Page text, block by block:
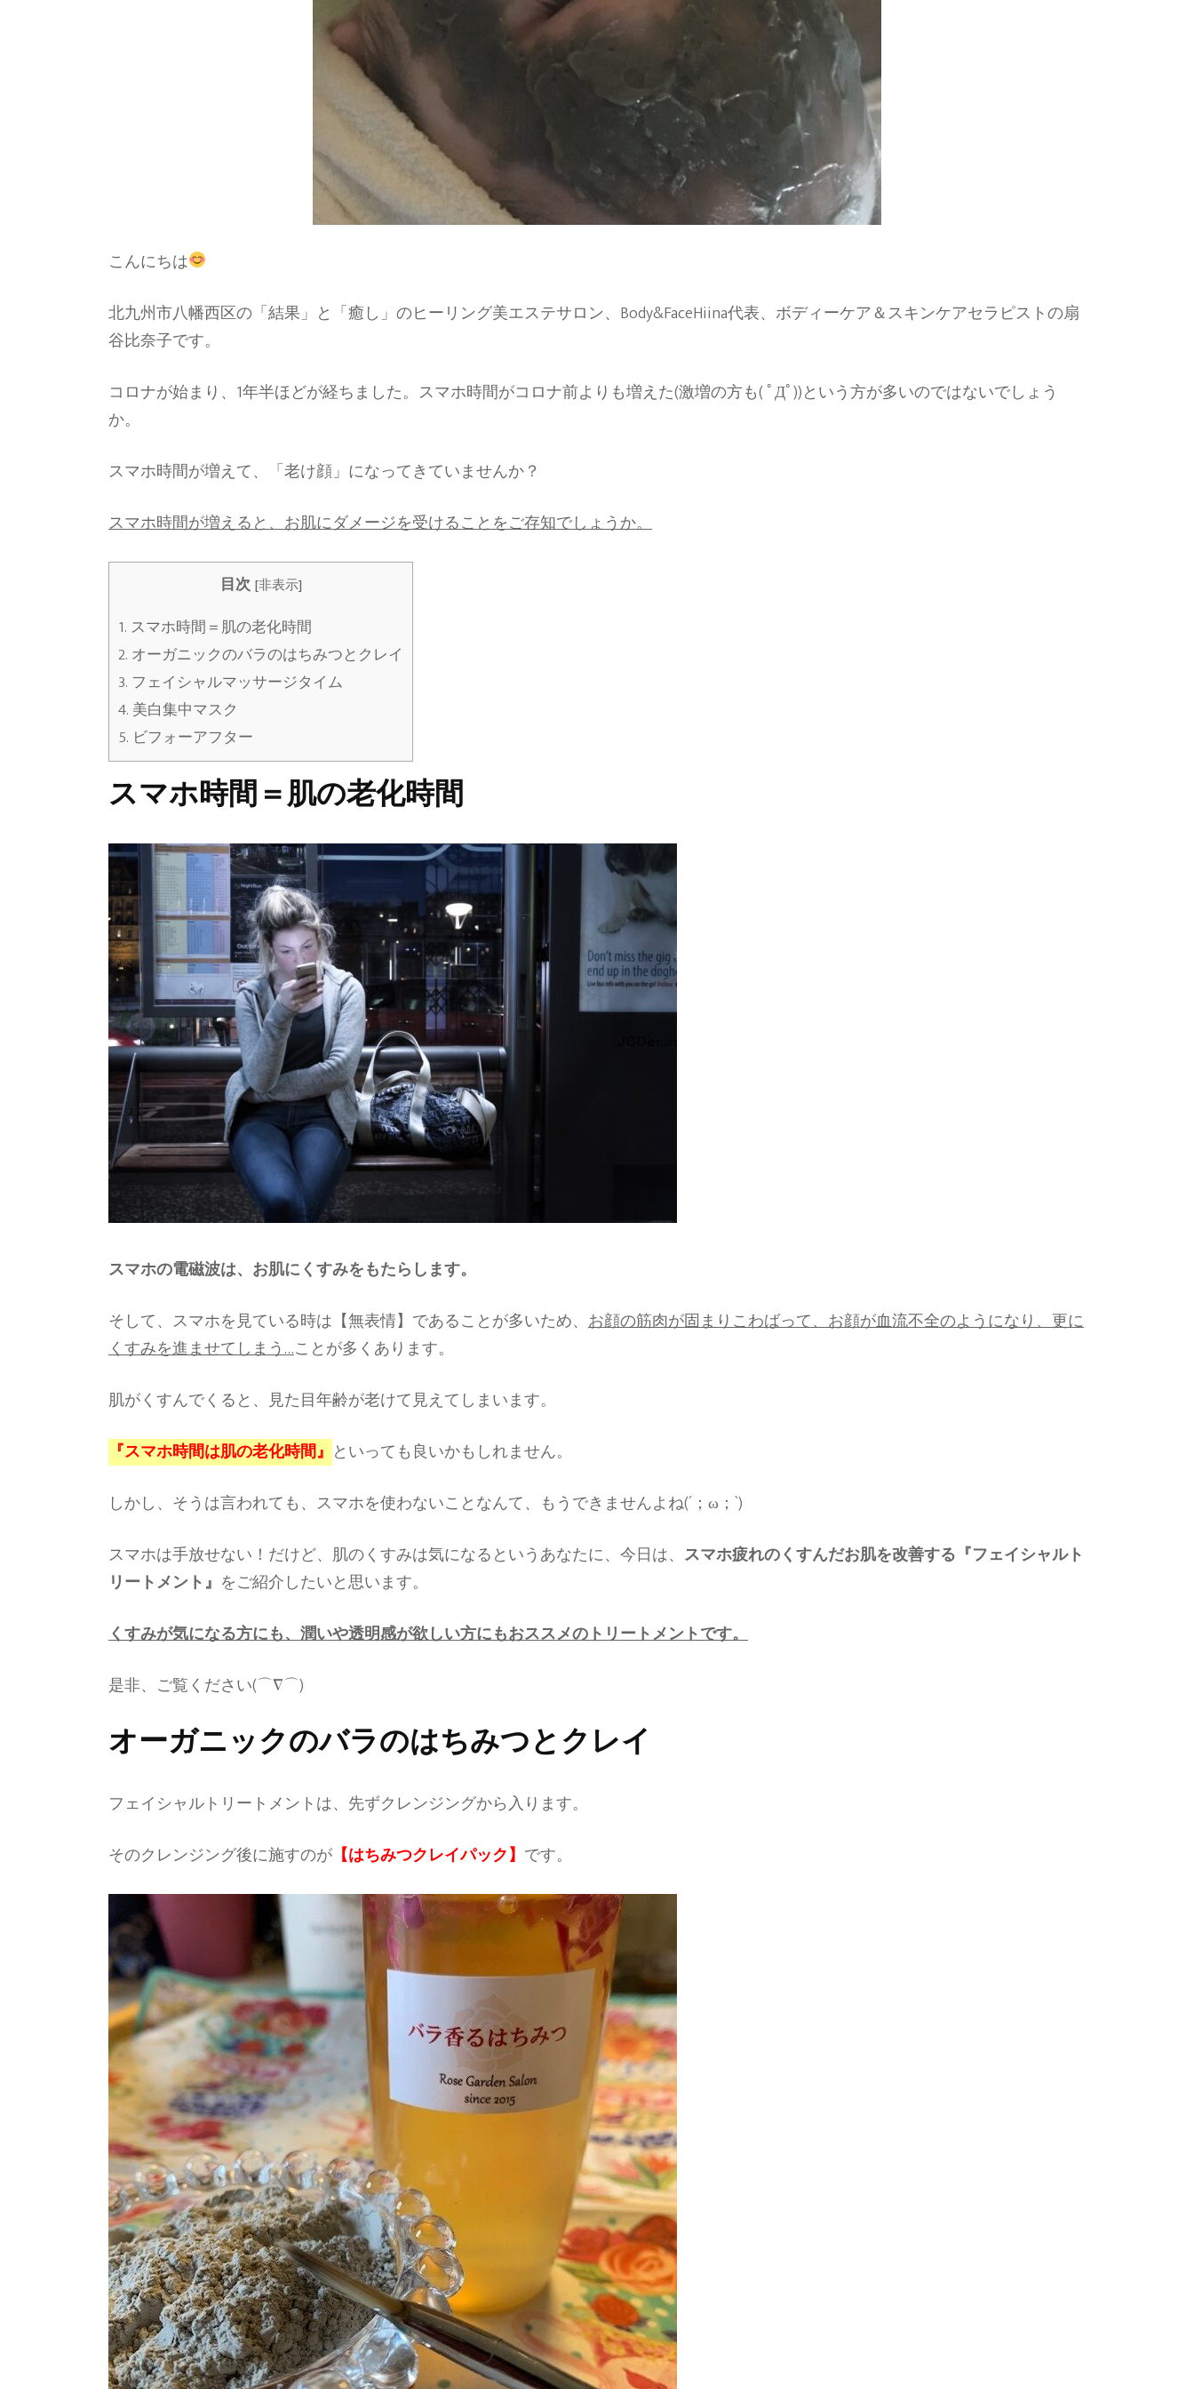
こんにちは
北九州市八幡西区の「結果」と「癒し」のヒーリング美エステサロン、Body&FaceHiina代表、ボディーケア＆スキンケアセラピストの扇
谷比奈子です。
コロナが始まり、1年半ほどが経ちました。スマホ時間がコロナ前よりも増えた(激増の方も( ﾟДﾟ))という方が多いのではないでしょう
か。
スマホ時間が増えて、「老け顔」になってきていませんか？
スマホ時間が増えると、お肌にダメージを受けることをご存知でしょうか。
目次 [非表示]
1. スマホ時間＝肌の老化時間
2. オーガニックのバラのはちみつとクレイ
3. フェイシャルマッサージタイム
4. 美白集中マスク
5. ビフォーアフター
スマホ時間＝肌の老化時間
スマホの電磁波は、お肌にくすみをもたらします。
そして、スマホを見ている時は【無表情】であることが多いため、 お顔の筋肉が固まりこわばって、お顔が血流不全のようになり、更に
くすみを進ませてしまう…ことが多くあります。
肌がくすんでくると、見た目年齢が老けて見えてしまいます。
『スマホ時間は肌の老化時間』 といっても良いかもしれません。
しかし、そうは言われても、スマホを使わないことなんて、もうできませんよね(´；ω；`)
スマホは手放せない！だけど、肌のくすみは気になるというあなたに、今日は、 スマホ疲れのくすんだお肌を改善する『フェイシャルト
リートメント』 をご紹介したいと思います。
くすみが気になる方にも、潤いや透明感が欲しい方にもおススメのトリートメントです。
是非、ご覧ください(⌒∇⌒)
オーガニックのバラのはちみつとクレイ
フェイシャルトリートメントは、先ずクレンジングから入ります。
そのクレンジング後に施すのが 【はちみつクレイパック】 です。